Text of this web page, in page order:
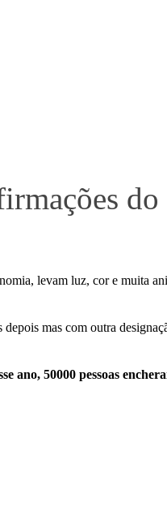
levam luz, cor e muita
mas com outra
50000 pessoas